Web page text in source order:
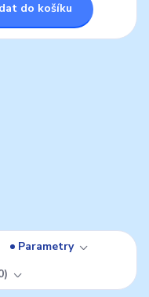
do košíku
Parametry